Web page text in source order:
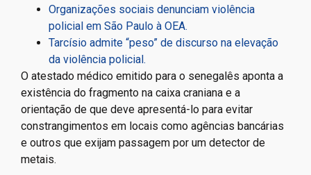
Organizações sociais denunciam violência
policial em São Paulo à OEA.
Tarcísio admite “peso” de discurso na elevação
da violência policial.
O atestado médico emitido para o senegalês aponta a
existência do fragmento na caixa craniana e a
orientação de que deve apresentá-lo para evitar
constrangimentos em locais como agências bancárias
e outros que exijam passagem por um detector de
metais.